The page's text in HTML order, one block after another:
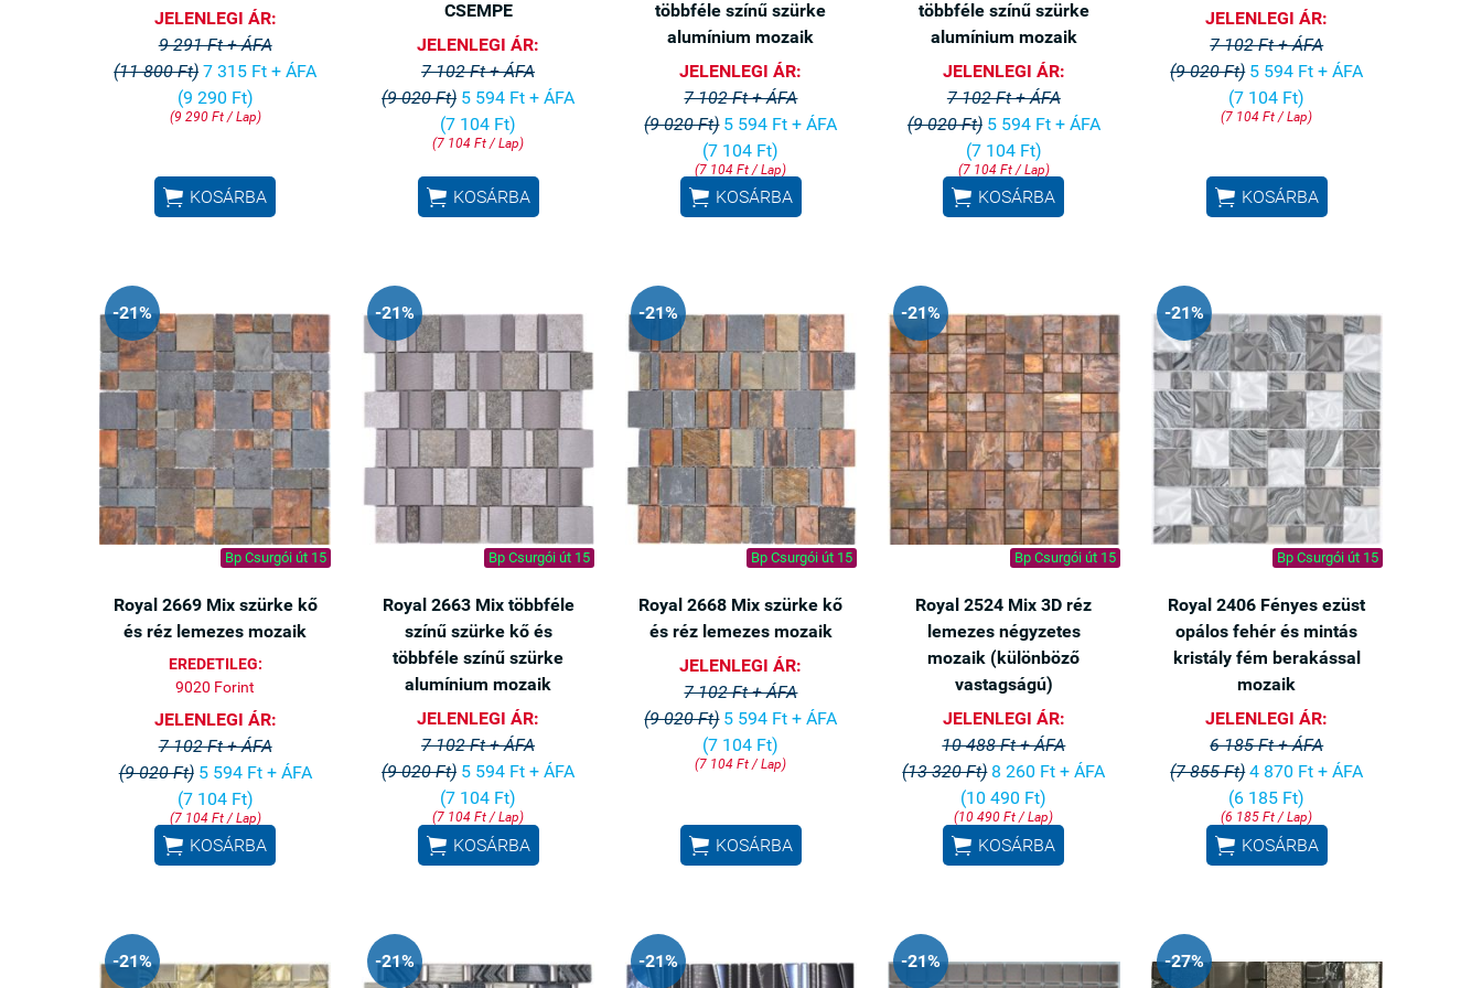
JELENLEGI ÁR:
9 291 Ft + ÁFA
(11 800 Ft) 7 315 Ft + ÁFA
(9 290 Ft)
(9 290 Ft / Lap)
 KOSÁRBA
CSEMPE
JELENLEGI ÁR:
7 102 Ft + ÁFA
(9 020 Ft) 5 594 Ft + ÁFA
(7 104 Ft)
(7 104 Ft / Lap)
 KOSÁRBA
többféle színű szürke
alumínium mozaik
JELENLEGI ÁR:
7 102 Ft + ÁFA
(9 020 Ft) 5 594 Ft + ÁFA
(7 104 Ft)
(7 104 Ft / Lap)
 KOSÁRBA
többféle színű szürke
alumínium mozaik
JELENLEGI ÁR:
7 102 Ft + ÁFA
(9 020 Ft) 5 594 Ft + ÁFA
(7 104 Ft)
(7 104 Ft / Lap)
 KOSÁRBA
JELENLEGI ÁR:
7 102 Ft + ÁFA
(9 020 Ft) 5 594 Ft + ÁFA
(7 104 Ft)
(7 104 Ft / Lap)
 KOSÁRBA
-21%
Bp Csurgói út 15
Royal 2669 Mix szürke kő
és réz lemezes mozaik
EREDETILEG:
9020 Forint
JELENLEGI ÁR:
7 102 Ft + ÁFA
(9 020 Ft) 5 594 Ft + ÁFA
(7 104 Ft)
(7 104 Ft / Lap)
 KOSÁRBA
-21%
Bp Csurgói út 15
Royal 2663 Mix többféle
színű szürke kő és
többféle színű szürke
alumínium mozaik
JELENLEGI ÁR:
7 102 Ft + ÁFA
(9 020 Ft) 5 594 Ft + ÁFA
(7 104 Ft)
(7 104 Ft / Lap)
 KOSÁRBA
-21%
Bp Csurgói út 15
Royal 2668 Mix szürke kő
és réz lemezes mozaik
JELENLEGI ÁR:
7 102 Ft + ÁFA
(9 020 Ft) 5 594 Ft + ÁFA
(7 104 Ft)
(7 104 Ft / Lap)
 KOSÁRBA
-21%
Bp Csurgói út 15
Royal 2524 Mix 3D réz
lemezes négyzetes
mozaik (különböző
vastagságú)
JELENLEGI ÁR:
10 488 Ft + ÁFA
(13 320 Ft) 8 260 Ft + ÁFA
(10 490 Ft)
(10 490 Ft / Lap)
 KOSÁRBA
-21%
Bp Csurgói út 15
Royal 2406 Fényes ezüst
opálos fehér és mintás
kristály fém berakással
mozaik
JELENLEGI ÁR:
6 185 Ft + ÁFA
(7 855 Ft) 4 870 Ft + ÁFA
(6 185 Ft)
(6 185 Ft / Lap)
 KOSÁRBA
-21% -21% -21% -21% -27%